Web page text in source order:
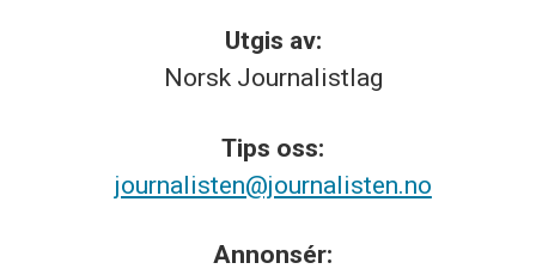
Utgis av:
Norsk Journalistlag
Tips oss:
journalisten@journalisten.no
Annonsér: